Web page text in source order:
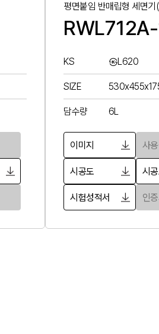
평면붙임 반매립형 세면
KS ㉿L620
SIZE
담수량 6L
이미지 사
시공도 시
시험성적서 인